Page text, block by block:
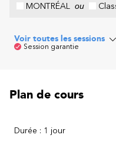
MONTRÉAL ou
Voir toutes les sessions
Session garantie
Plan de cours
Durée : 1 jour